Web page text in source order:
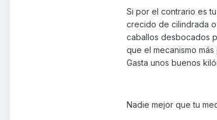
Si por el contrario es
crecido de cilindrada
caballos desbocados
que el mecanismo
Gasta unos buenos
Nadie mejor que tu